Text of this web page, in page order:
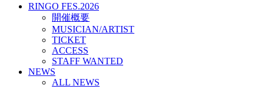
RINGO FES.2026
開催概要
MUSICIAN/ARTIST
TICKET
ACCESS
STAFF WANTED
NEWS
ALL NEWS